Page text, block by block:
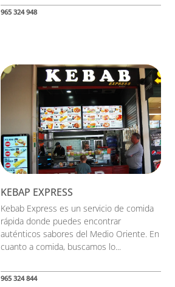
965 324 948
KEBAP EXPRESS
Kebab Express es un servicio de comida
rápida donde puedes encontrar
auténticos sabores del Medio Oriente. En
cuanto a comida, buscamos lo...
965 324 844